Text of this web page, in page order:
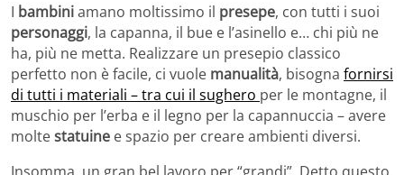
I bambiniamano moltissimo il presepe, con tutti i suoi
personaggi, la capanna, il bue e l’asinello e… chi più ne
ha, più ne metta. Realizzare un presepio classico
perfetto non è facile, ci vuole manualità, bisogna fornirsi
di tutti i materiali – tra cui il sughero per le montagne, il
muschio per l’erba e il legno per la capannuccia – avere
moltestatuine e spazio per creare ambienti diversi.
Insomma, un gran bel lavoro per “grandi”. Detto questo,